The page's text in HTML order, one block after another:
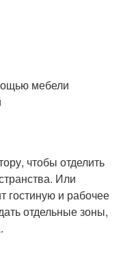
мебели
чтобы отделить
Или
гостиную и рабочее
отдельные зоны,